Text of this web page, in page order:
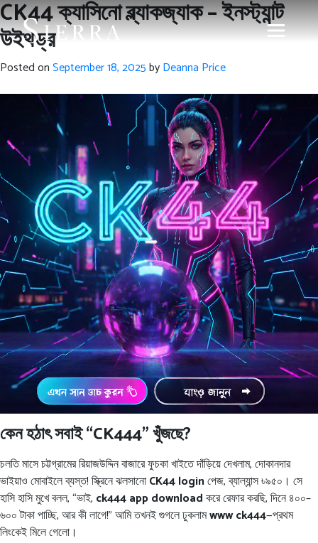
CK44 ক্যাসিনো ব্ল্যাকজ্যাক – ইনস্ট্যান্ট
উইথড্র
Posted onSeptember 18, 2025byDeanna Price
কেন হঠাৎ সবাই “CK444” খুঁজছে?
চলতি মাসে চট্টগ্রামের রিয়াজউদ্দিন বাজারে ফুচকা খাইতে দাঁড়িয়ে দেখলাম, দোকানদার
ভাইয়াও মোবাইলে ব্যস্ত! স্ক্রিনে ঝলসানোCK44 loginপেজ, ব্যাল্যান্স ৳৯৫০। সে
হাসি হাসি মুখে বলল, “ভাই, ck444 app downloadকরে রেফার করছি, দিনে ৪০০–
৬০০ টাকা পাচ্ছি, আর কী লাগে!” আমি তখনই গুগলে ঢুকলামwww ck444—প্রথম
লিংকেই মিলে গেলো।